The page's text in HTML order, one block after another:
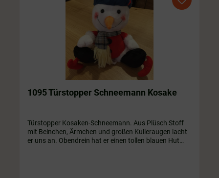
1095 Türstopper Schneemann Kosake
Türstopper Kosaken-Schneemann. Aus Plüsch Stoff
mit Beinchen, Ärmchen und großen Kulleraugen lacht
er uns an. Obendrein hat er einen tollen blauen Hut